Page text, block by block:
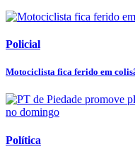
Policial
Motociclista fica ferido em
Política